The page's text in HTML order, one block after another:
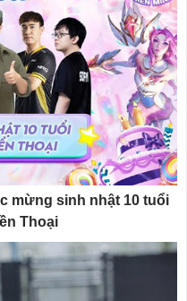
mừng sinh nhật 10 tuổi
Thoại